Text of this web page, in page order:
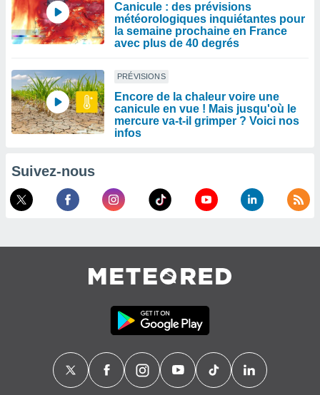
Canicule : des prévisions
météorologiques inquiétantes pour
la semaine prochaine en France
avec plus de 40 degrés
PRÉVISIONS
Encore de la chaleur voire une
canicule en vue ! Mais jusqu'où le
mercure va-t-il grimper ? Voici nos
infos
Suivez-nous